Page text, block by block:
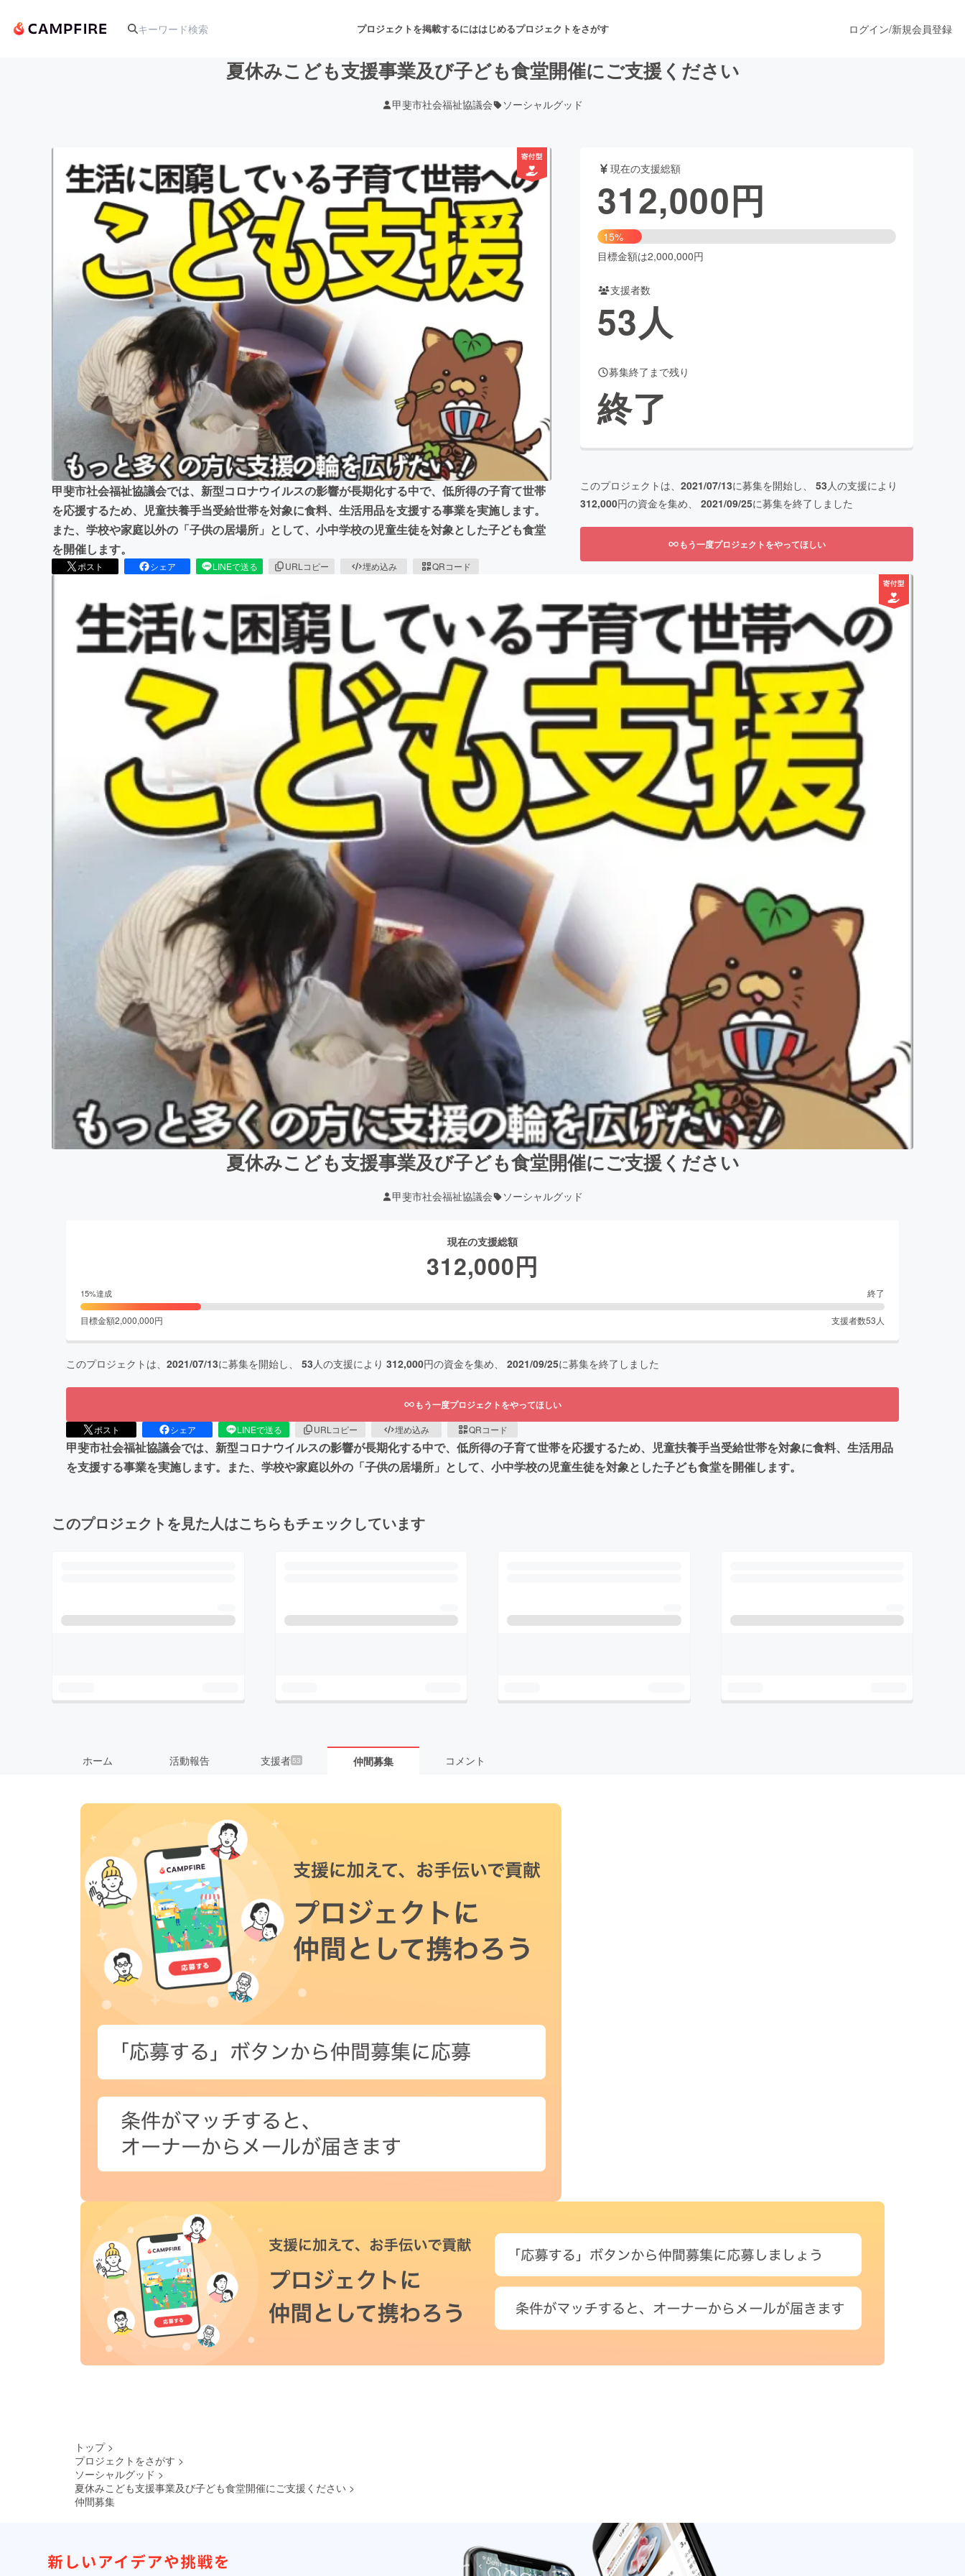
プロジェクトを掲載するにははじめるプロジェクトをさがす
アート・写真 音楽 舞台・パフォーマンス
テクノロジー・ガジェット ゲーム・サービス開発 ファッション
映像・映画 書籍・雑誌出版
ビジネス・起業 チャレンジ ビューティー・ヘルスケア
まちづくり・地域活性化
CAMPFIRE for Social Good
CAMPFIRE Creation
CAMPFIREふるさと納税
machi-ya
ログイン/新規会員登録
夏休みこども支援事業及び子ども食堂開催にご支援ください
甲斐市社会福祉協議会 ソーシャルグッド
甲斐市社会福祉協議会では、新型コロナウイルスの影響が長期化する中で、低所得の子育て世帯
を応援するため、児童扶養手当受給世帯を対象に食料、生活用品を支援する事業を実施します。
また、学校や家庭以外の「子供の居場所」として、小中学校の児童生徒を対象とした子ども食堂
を開催します。
ポスト シェア LINEで送る URLコピー 埋め込み QRコード
現在の支援総額
312,000円
15%
目標金額は2,000,000円
支援者数
53人
募集終了まで残り
終了
このプロジェクトは、 2021/07/13に募集を開始し、 53人の支援により
312,000円の資金を集め、 2021/09/25に募集を終了しました
もう一度プロジェクトをやってほしい
夏休みこども支援事業及び子ども食堂開催にご支援ください
甲斐市社会福祉協議会 ソーシャルグッド
現在の支援総額
312,000円
15%達成 終了
目標金額2,000,000円 支援者数53 人
このプロジェクトは、 2021/07/13に募集を開始し、 53人の支援により 312,000円の資金を集め、 2021/09/25に募集を終了しました
もう一度プロジェクトをやってほしい
ポスト シェア LINEで送る URLコピー 埋め込み QRコード
甲斐市社会福祉協議会では、新型コロナウイルスの影響が長期化する中で、低所得の子育て世帯を応援するため、児童扶養手当受給世帯を対象に食料、生活用品
を支援する事業を実施します。また、学校や家庭以外の「子供の居場所」として、小中学校の児童生徒を対象とした子ども食堂を開催します。
このプロジェクトを見た人はこちらもチェックしています
ホーム 活動報告 支援者53 仲間募集 コメント
トップ >
プロジェクトをさがす >
ソーシャルグッド >
夏休みこども支援事業及び子ども食堂開催にご支援ください >
仲間募集